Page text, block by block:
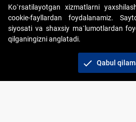
Copyright © 2017-2026. "Elektron onlayn-
tashkil etish" AJ. Barcha huquqlar
Ko`rsatilayotgan xizmatlarni
cookie-fayllardan foydalanamiz.
siyosati va shaxsiy ma`lumotlardan
qilganingizni anglatadi.
check Qabul